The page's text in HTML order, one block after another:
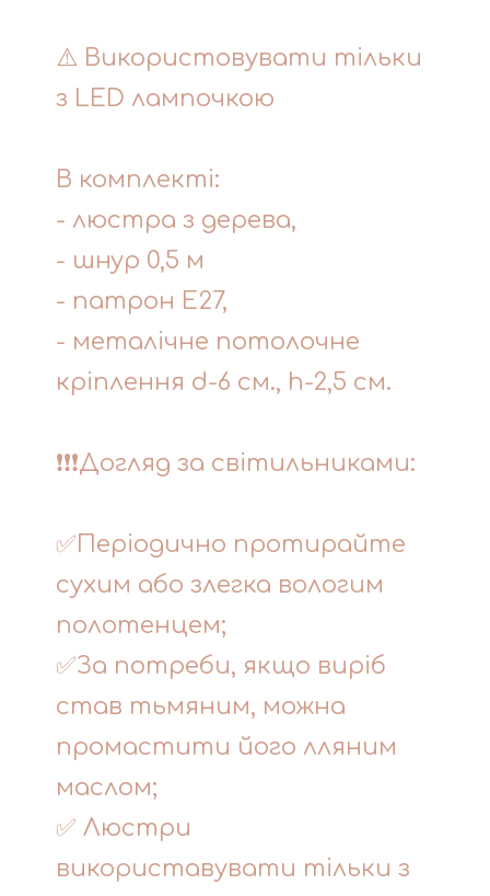
⚠️ Використовувати тільки
з LED лампочкою
В комплекті:
- люстра з дерева,
- шнур 0,5 м
- патрон Е27,
- металічне потолочне
кріплення d-6 см., h-2,5 см.
❗❗❗Догляд за світильниками:
✅Періодично протирайте
сухим або злегка вологим
полотенцем;
✅За потреби, якщо виріб
став тьмяним, можна
промастити його лляним
маслом;
✅ Люстри
використавувати тільки з